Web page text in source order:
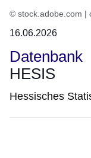
© stock.adobe.com |
16.06.2026
Datenbank
HESIS
Hessisches